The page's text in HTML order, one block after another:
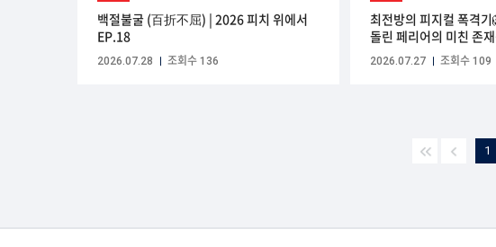
백절불굴 (百折不屈) | 2026 피치 위에서
EP.18
2026.07.28 조회수 136
최전방의 피지컬 폭격
돌린 페리어의 미친 존
2026.07.27 조회수 109
1